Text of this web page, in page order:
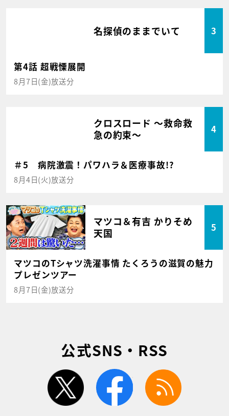
名探偵のままでいて 3
第4話 超戦慄展開
8月7日(金)放送分
クロスロード ～救命救
急の約束～
4
＃5 病院激震！パワハラ＆医療事故!?
8月4日(火)放送分
マツコ＆有吉 かりそめ
天国
5
マツコのTシャツ洗濯事情 たくろうの滋賀の魅力
プレゼンツアー
8月7日(金)放送分
公式SNS・RSS
twitter facebook